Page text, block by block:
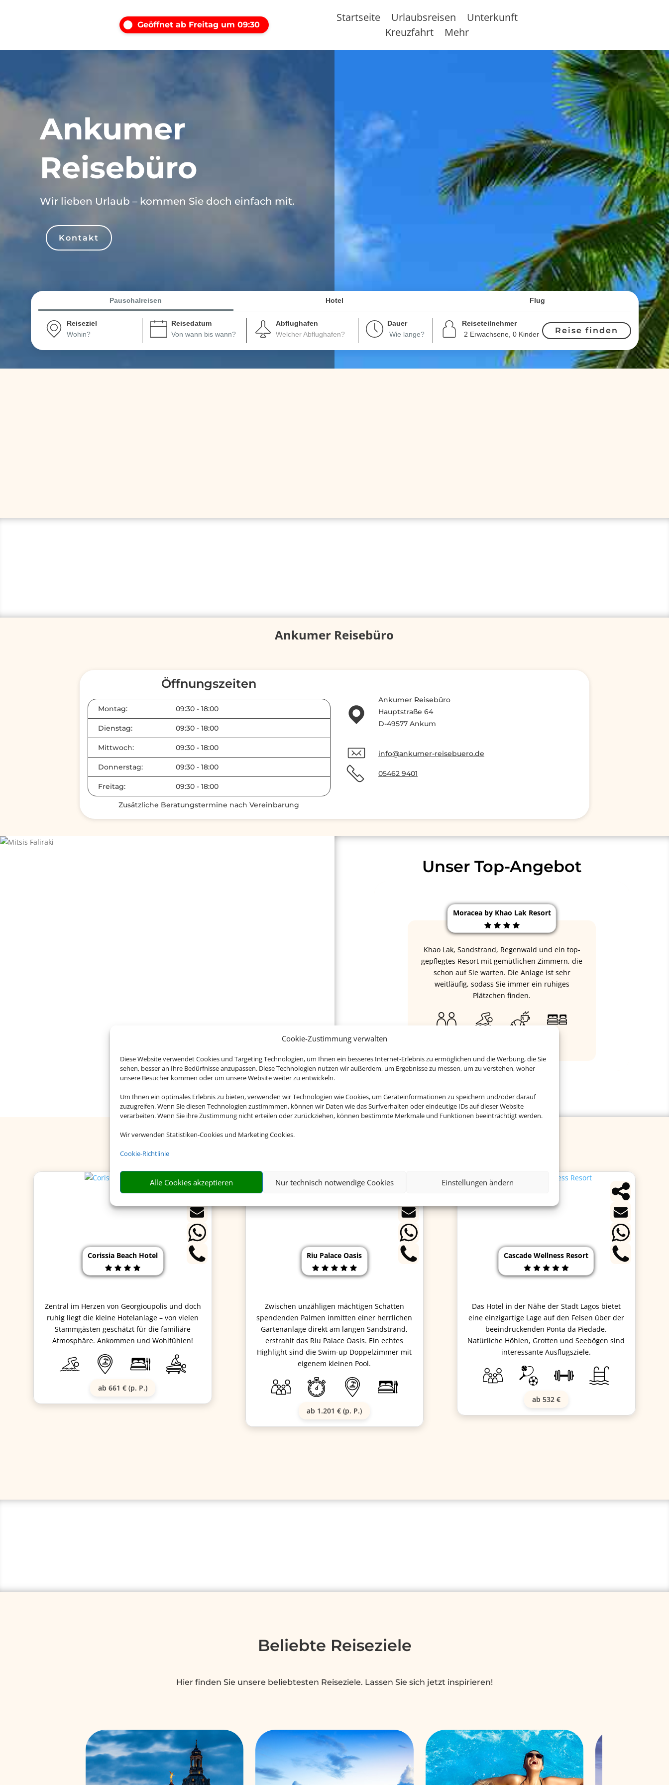
Cookie-Zustimmung verwalten
Diese Website verwendet Cookies und Targeting Technologien, um Ihnen ein besseres Internet-Erlebnis zu ermöglichen und die Werbung, die Sie
sehen, besser an Ihre Bedürfnisse anzupassen. Diese Technologien nutzen wir außerdem, um Ergebnisse zu messen, um zu verstehen, woher
unsere Besucher kommen oder um unsere Website weiter zu entwickeln.
Um Ihnen ein optimales Erlebnis zu bieten, verwenden wir Technologien wie Cookies, um Geräteinformationen zu speichern und/oder darauf
zuzugreifen. Wenn Sie diesen Technologien zustimmmen, können wir Daten wie das Surfverhalten oder eindeutige IDs auf dieser Website
verarbeiten. Wenn Sie ihre Zustimmung nicht erteilen oder zurückziehen, können bestimmte Merkmale und Funktionen beeinträchtigt werden.
Wir verwenden Statistiken-Cookies und Marketing Cookies.
Cookie-Richtlinie
Alle Cookies akzeptieren Nur technisch notwendige Cookies Einstellungen ändern
Geöffnet ab Freitag um 09:30
Startseite Urlaubsreisen
Unterkunft
Kreuzfahrt
Mehr
Ankumer
Reisebüro
Wir lieben Urlaub – kommen Sie doch einfach mit.
Kontakt
Pauschalreisen Hotel Flug
Reiseziel Reisedatum
Abflughafen
Welcher Abflughafen?
Dauer Reiseteilnehmer
Reise finden
Ankumer Reisebüro
Öffnungszeiten
Montag: 09:30- 18:00
Dienstag: 09:30- 18:00
Mittwoch: 09:30- 18:00
Donnerstag: 09:30- 18:00
Freitag: 09:30- 18:00
Zusätzliche Beratungstermine nach Vereinbarung
Ankumer Reisebüro
Hauptstraße 64
D-49577 Ankum
info@ankumer-reisebuero.de
05462 9401
Unser Top-Angebot
Moracea by Khao Lak Resort
Khao Lak, Sandstrand, Regenwald und ein top-
gepflegtes Resort mit gemütlichen Zimmern, die
schon auf Sie warten. Die Anlage ist sehr
weitläufig, sodass Sie immer ein ruhiges
Plätzchen finden.
Corissia Beach Hotel
Zentral im Herzen von Georgioupolis und doch
ruhig liegt die kleine Hotelanlage – von vielen
Stammgästen geschätzt für die familiäre
Atmosphäre. Ankommen und Wohlfühlen!
ab 661 € (p. P.)
Riu Palace Oasis
Zwischen unzähligen mächtigen Schatten
spendenden Palmen inmitten einer herrlichen
Gartenanlage direkt am langen Sandstrand,
erstrahlt das Riu Palace Oasis. Ein echtes
Highlight sind die Swim-up Doppelzimmer mit
eigenem kleinen Pool.
ab 1.201 € (p. P.)
Cascade Wellness Resort
Das Hotel in der Nähe der Stadt Lagos bietet
eine einzigartige Lage auf den Felsen über der
beeindruckenden Ponta da Piedade.
Natürliche Höhlen, Grotten und Seebögen sind
interessante Ausflugsziele.
ab 532 €
Beliebte Reiseziele
Hier finden Sie unsere beliebtesten Reiseziele. Lassen Sie sich jetzt inspirieren!